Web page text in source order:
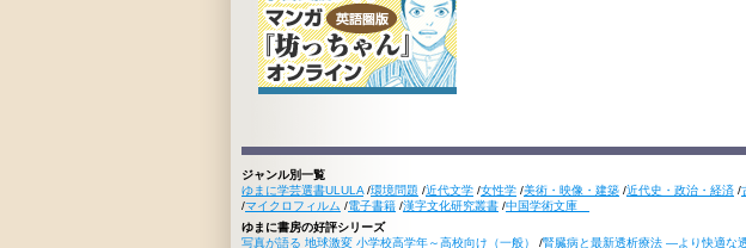
ジャンル別一覧
ゆまに学芸選書ULULA /環境問題 /近代文学 /女性学 /美術・映像・建築 /近代史・政治・経済 /
/マイクロフィルム /電子書籍 /漢字文化研究叢書 /中国学術文庫
ゆまに書房の好評シリーズ
写真が語る 地球激変 小学校高学年～高校向け（一般）
/腎臓病と最新透析療法 ―より快適な